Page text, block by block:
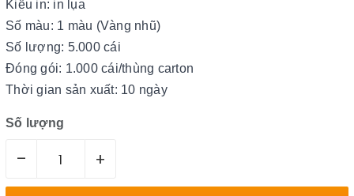
Kiểu in: in lụa
Số màu: 1 màu (Vàng nhũ)
Số lượng: 5.000 cái
Đóng gói: 1.000 cái/thùng carton
Thời gian sản xuất: 10 ngày
Số lượng
– +